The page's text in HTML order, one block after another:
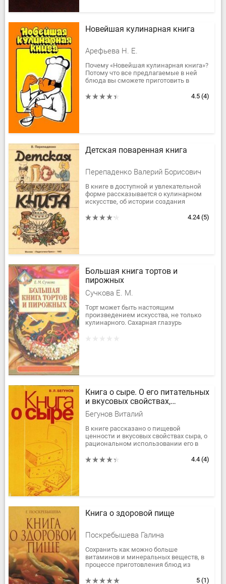
Новейшая кулинарная книга
Арефьева Н. Е.
Почему «Новейшая кулинарная книга»?
Потому что все предлагаемые в ней
блюда вы сможете приготовить в
подобных книг прошлых лет, читая...
4.5 (4)
Детская поваренная книга
Перепаденко Валерий Борисович
В книге в доступной и увлекательной
форме рассказывается о кулинарном
искусстве, об истории создания
советы юным кулинарам. Болес 300...
4.24 (5)
Большая книга тортов и
пирожных
Сучкова Е. М.
Торт может быть настоящим
произведением искусства, не только
кулинарного. Сахарная глазурь
Книга о сыре. О его питательных
и вкусовых свойствах,
ассортименте и способах
потребления
Бегунов Виталий
В книге рассказано о пищевой
ценности и вкусовых свойствах сыра, о
рациональном использовании его в
вырабатываемых в нашей стране и за
4.4 (4)
Книга о здоровой пище
Поскребышева Галина
Сохранить как можно больше
витаминов и минеральных веществ, в
процессе приготовления блюд из
забота каждой хозяйки.
5 (1)